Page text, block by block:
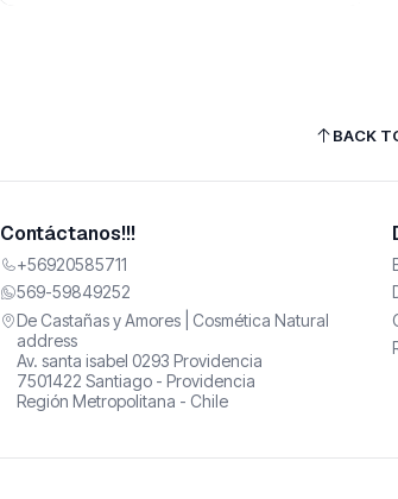
BACK
Contáctanos!!!
+56920585711
569-59849252
De Castañas y Amores | Cosmética Natural
address
Av. santa isabel 0293 Providencia
7501422 Santiago - Providencia
Región Metropolitana - Chile